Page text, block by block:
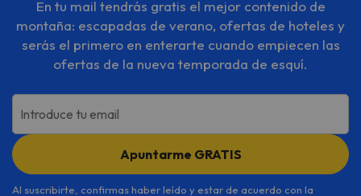
En tu mail tendrás gratis el mejor contenido de
montaña: escapadas de verano, ofertas de hoteles y
serás el primero en enterarte cuando empiecen las
ofertas de la nueva temporada de esquí.
Introduce tu email
Apuntarme GRATIS
Al suscribirte, confirmas haber leído y estar de acuerdo con la